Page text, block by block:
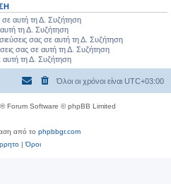
σε αυτή τη Δ. Συζήτηση
τη Δ. Συζήτηση
σας σε αυτή τη Δ. Συζήτηση
σας σε αυτή τη Δ. Συζήτηση
αυτή τη Δ. Συζήτηση
Όλοι οι χρόνοι είναι UTC+03:00
® Forum Software © phpBB Limited
από το phpbbgr.com
|Όροι